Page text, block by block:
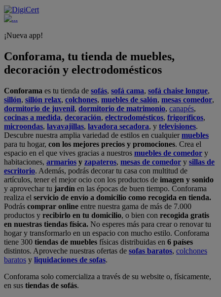
¡Nueva app!
Conforama, tu tienda de muebles,
decoración y electrodomésticos
Conforama es tu tienda de sofás, sofá cama, sofá chaise longue,
sillón, sillón relax, colchones, muebles de salón, mesas comedor,
dormitorio de juvenil, dormitorio de matrimonio, canapés,
cocinas a medida, decoración, electrodomésticos, frigoríficos,
microondas, lavavajillas, lavadora secadora, y televisiones.
Descubre nuestra amplia variedad de estilos en cualquiermuebles
para tu hogar, con los mejores precios y promociones. Crea el
espacio en el que vives gracias a nuestros muebles de comedor y
habitaciones, armarios y zapateros, mesas de comedor y sillas de
escritorio. Además, podrás decorar tu casa con multitud de
artículos, tener el mejor ocio con los productos de imagen y sonido
y aprovechar tu jardín en las épocas de buen tiempo. Conforama
realiza el servicio de envío a domicilio como recogida en tienda.
Podrás comprar online entre nuestra gama de más de 7.000
productos y recibirlo en tu domicilio, o bien con recogida gratis
en nuestras tiendas física. No esperes más para crear o renovar tu
hogar y transformarlo en un espacio con mucho estilo. Conforama
tiene 300 tiendas de muebles físicas distribuidas en 6 países
distintos. Aproveche nuestras ofertas de sofas baratos, colchones
baratos y liquidaciones de sofas.
Conforama solo comercializa a través de su website o, físicamente,
en sus tiendas de sofás.